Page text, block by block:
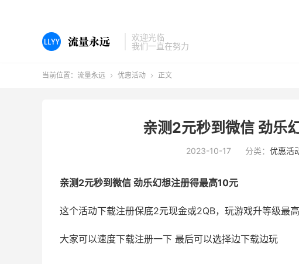
欢迎光临
我们一直在努力
当前位置： 流量永远  优惠活动  正文
亲测2元秒到微信 劲乐
2023-10-17 分类： 优惠活
亲测2元秒到微信 劲乐幻想注册得最高10元
这个活动下载注册保底2元现金或2QB，玩游戏升等级最
大家可以速度下载注册一下 最后可以选择边下载边玩